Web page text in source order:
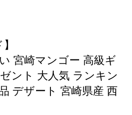
宮崎マンゴー 高級ギ
ント 大人気 ランキン
デザート 宮崎県産 西